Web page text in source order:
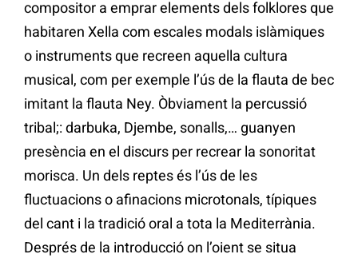
compositor a emprar elements dels folklores que
habitaren Xella com escales modals islàmiques
o instruments que recreen aquella cultura
musical, com per exemple l’ús de la flauta de bec
imitant la flauta Ney. Òbviament la percussió
tribal;: darbuka, Djembe, sonalls,… guanyen
presència en el discurs per recrear la sonoritat
morisca. Un dels reptes és l’ús de les
fluctuacions o afinacions microtonals, típiques
del cant i la tradició oral a tota la Mediterrània.
Després de la introducció on l’oient se situa